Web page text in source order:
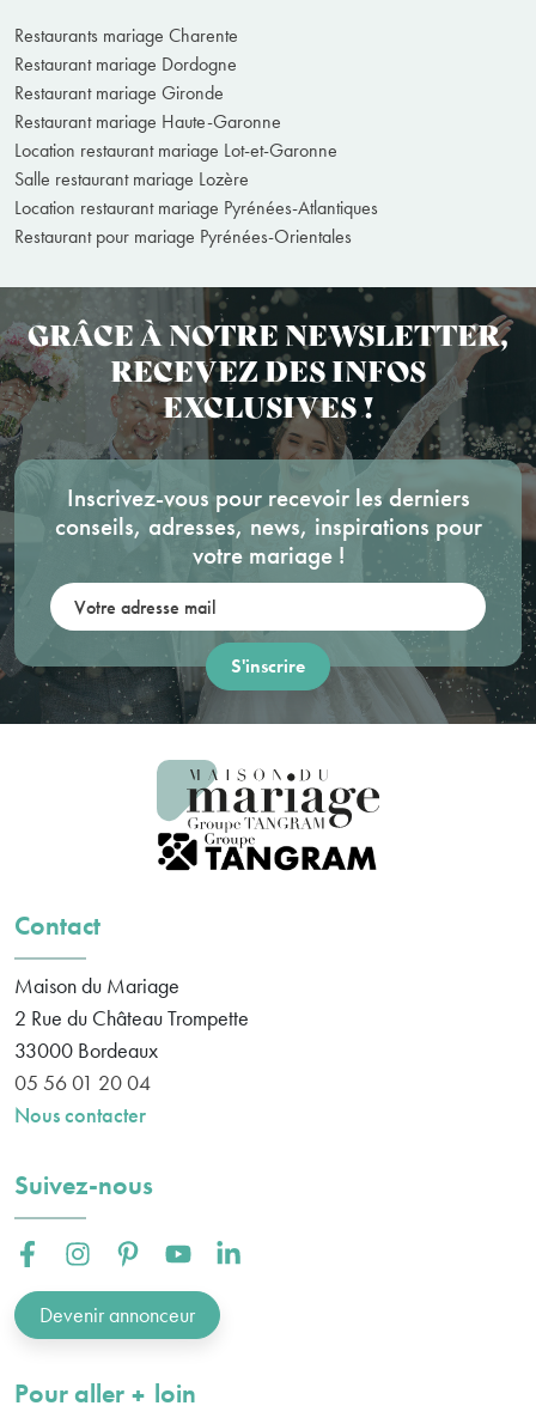
Restaurants mariage Charente
Restaurant mariage Dordogne
Restaurant mariage Gironde
Restaurant mariage Haute-Garonne
Location restaurant mariage Lot-et-Garonne
Salle restaurant mariage Lozère
Location restaurant mariage Pyrénées-Atlantiques
Restaurant pour mariage Pyrénées-Orientales
GRÂCE À NOTRE NEWSLETTER,
RECEVEZ DES INFOS
EXCLUSIVES !
Inscrivez-vous pour recevoir les derniers
conseils, adresses, news, inspirations pour
votre mariage !
Contact
Maison du Mariage
2 Rue du Château Trompette
33000 Bordeaux
05 56 01 20 04
Nous contacter
Suivez-nous
Facebook :Instagram :Pinterest :Youtube :Linkedin :
Devenir annonceur
Pour aller plusloin